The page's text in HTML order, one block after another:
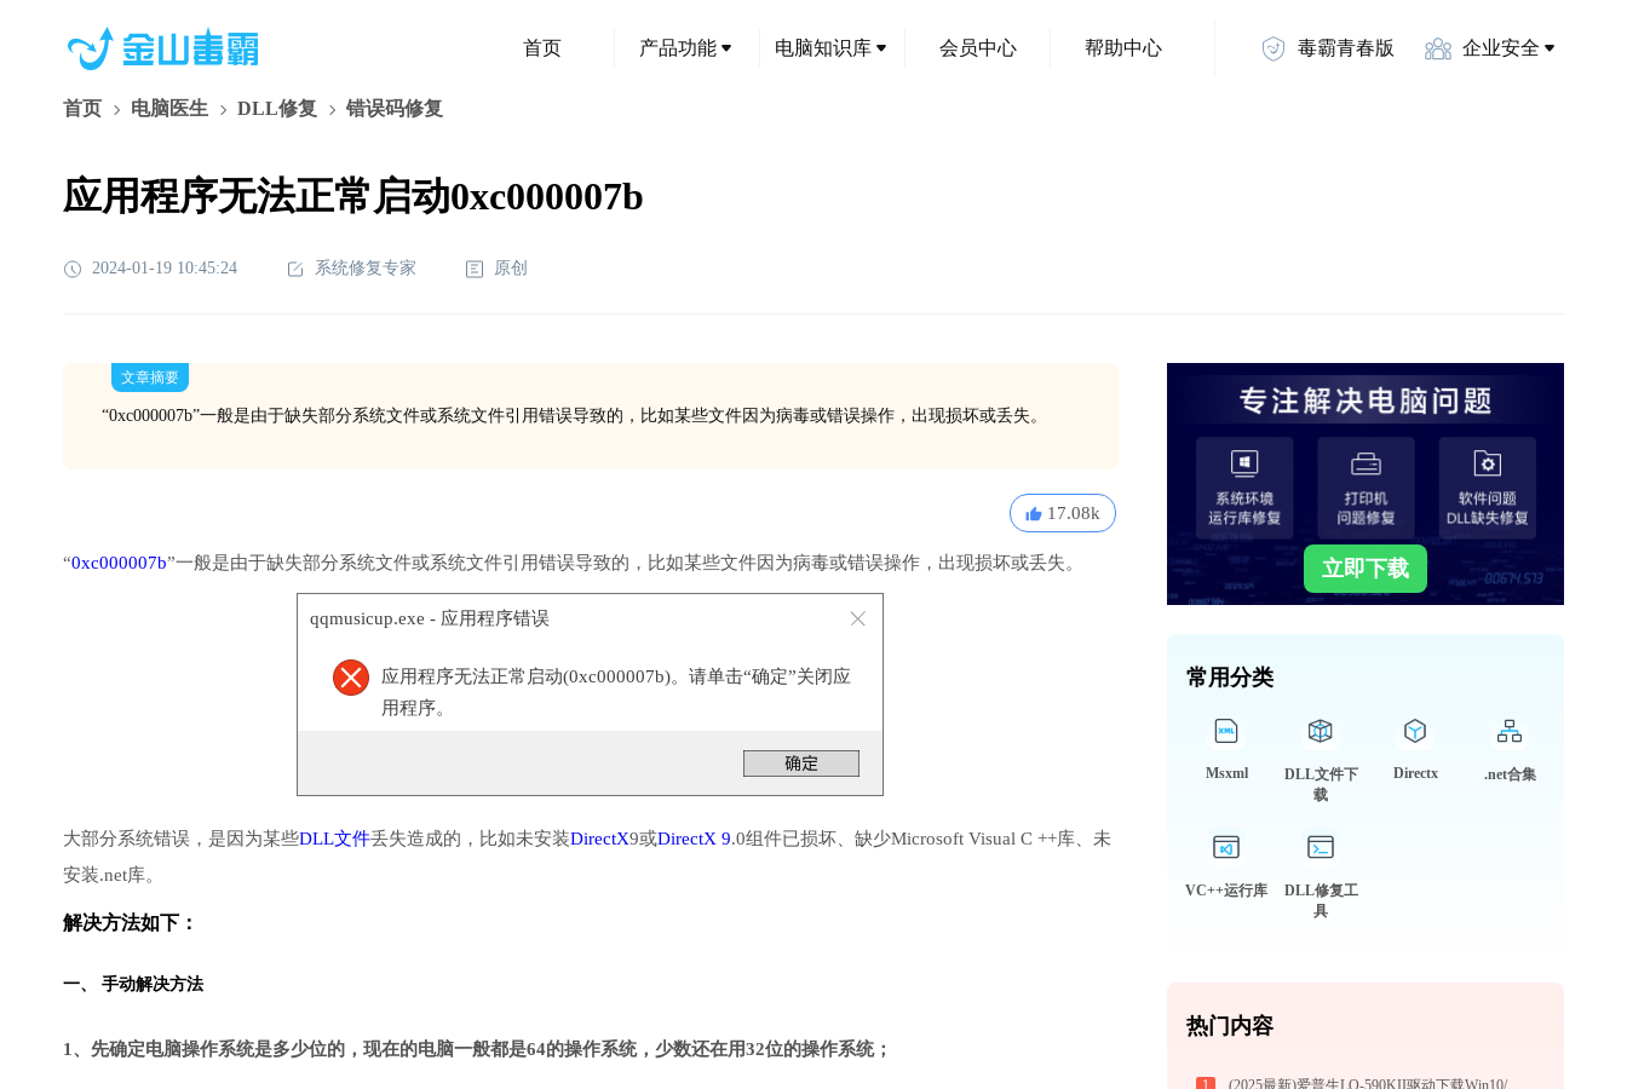
首页 产品功能 电脑知识库 会员中心 帮助中心 毒霸青春版 企业安全
首页 电脑医生 DLL修复 错误码修复
应用程序无法正常启动0xc000007b
2024-01-19 10:45:24 系统修复专家 原创
文章摘要
“0xc000007b”一般是由于缺失部分系统文件或系统文件引用错误导致的，比如某些文件因为病毒或错误操作，出现损坏或丢失。
17.08k
“0xc000007b”一般是由于缺失部分系统文件或系统文件引用错误导致的，比如某些文件因为病毒或错误操作，出现损坏或丢失。
qqmusicup.exe - 应用程序错误
应用程序无法正常启动(0xc000007b)。请单击“确定”关闭应
用程序。
大部分系统错误，是因为某些DLL文件丢失造成的，比如未安装DirectX9或DirectX 9.0组件已损坏、缺少Microsoft Visual C ++库、未
安装.net库。
解决方法如下：
一、 手动解决方法
1、先确定电脑操作系统是多少位的，现在的电脑一般都是64的操作系统，少数还在用32位的操作系统；
立即下载
常用分类
Msxml
DLL文件下
载
Directx .net合集
VC++运行库
DLL修复工
具
热门内容
1 (2025最新)爱普生LQ-590KII驱动下载Win10/Win11 官方安装教程